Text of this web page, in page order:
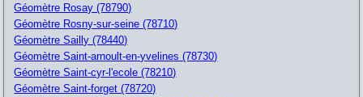
Géomètre Rosay (78790)
Géomètre Rosny-sur-seine (78710)
Géomètre Sailly (78440)
Géomètre Saint-arnoult-en-yvelines (78730)
Géomètre Saint-cyr-l'ecole (78210)
Géomètre Saint-forget (78720)